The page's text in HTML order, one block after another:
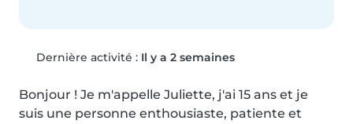
Dernière activité : Il y a 2 semaines
Bonjour ! Je m'appelle Juliette, j'ai 15 ans et je
suis une personne enthousiaste, patiente et